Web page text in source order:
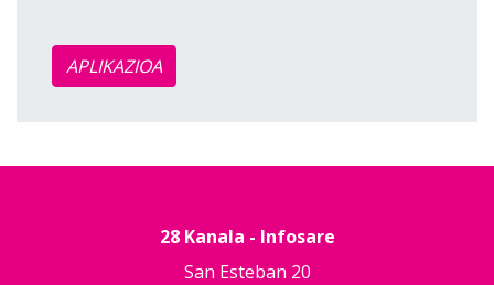
APLIKAZIOA
28 Kanala - Infosare
San Esteban 20